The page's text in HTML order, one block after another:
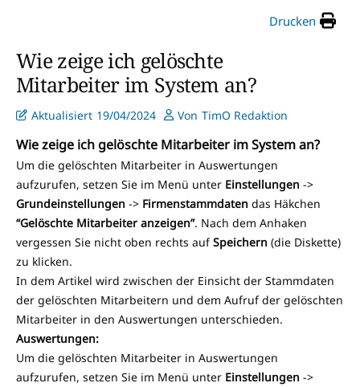
Drucken
Wie zeige ich gelöschte
Mitarbeiter im System an?
Aktualisiert 19/04/2024 Von TimO Redaktion
Wie zeige ich gelöschte Mitarbeiter im System an?
Um die gelöschten Mitarbeiter in Auswertungen
aufzurufen, setzen Sie im Menü unter Einstellungen ->
Grundeinstellungen -> Firmenstammdaten das Häkchen
“Gelöschte Mitarbeiter anzeigen”. Nach dem Anhaken
vergessen Sie nicht oben rechts aufSpeichern (die Diskette)
zu klicken.
In dem Artikel wird zwischen der Einsicht der Stammdaten
der gelöschten Mitarbeitern und dem Aufruf der gelöschten
Mitarbeiter in den Auswertungen unterschieden.
Auswertungen:
Um die gelöschten Mitarbeiter in Auswertungen
aufzurufen, setzen Sie im Menü unter Einstellungen ->